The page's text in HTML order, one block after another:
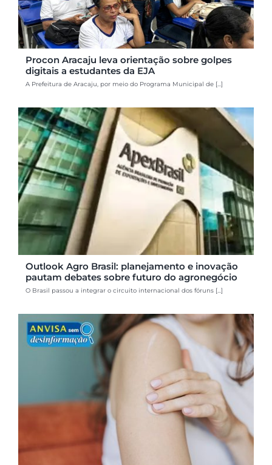
Procon Aracaju leva orientação sobre golpes
digitais a estudantes da EJA
A Prefeitura de Aracaju, por meio do Programa Municipal de [...]
Outlook Agro Brasil: planejamento e inovação
pautam debates sobre futuro do agronegócio
O Brasil passou a integrar o circuito internacional dos fóruns [...]